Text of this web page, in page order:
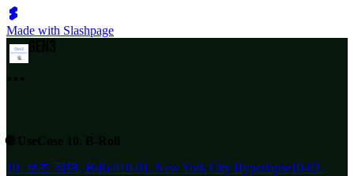
Made with Slashpage
10. 보조 장면, B-Roll10-01. New York City Hyperlapse10-02.